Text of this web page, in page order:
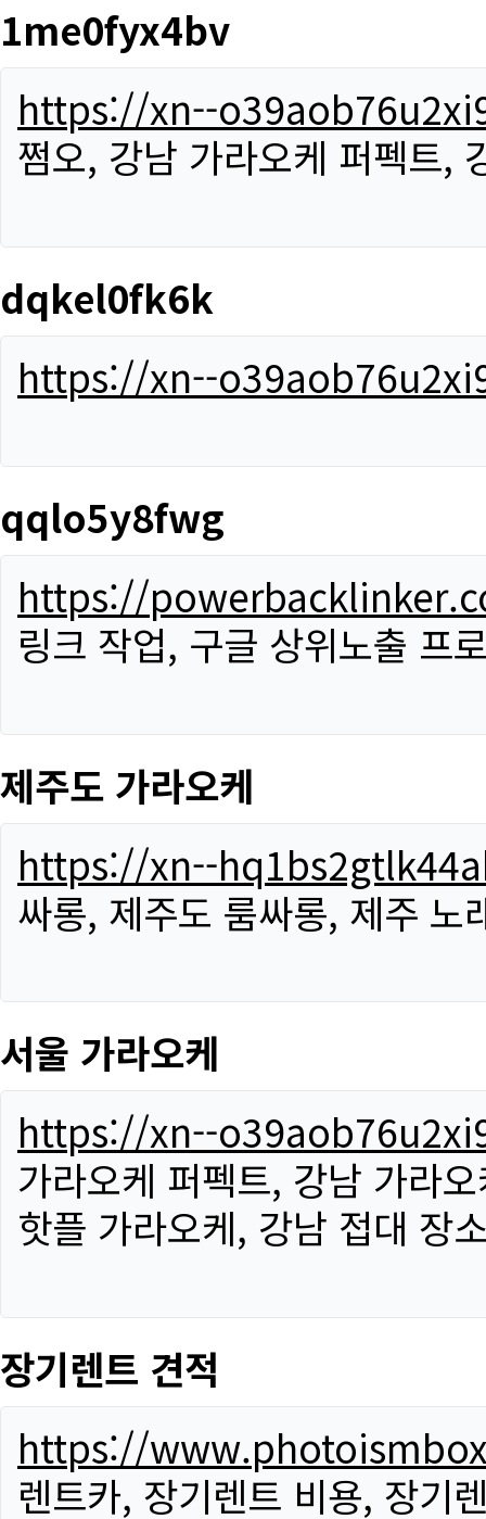
1me0fyx4bv
https://xn--
쩜오, 강남 가라오케 퍼펙트,
dqkel0fk6k
https://xn--
qqlo5y8fwg
https://
링크 작업, 구글 상위노출 프
제주도 가라오케
https://xn--
싸롱, 제주도 룸싸롱, 제주 노
서울 가라오케
https://xn--
가라오케 퍼펙트, 강남 가라
핫플 가라오케, 강남 접대 장
장기렌트 견적
https://
렌트카, 장기렌트 비용, 장기